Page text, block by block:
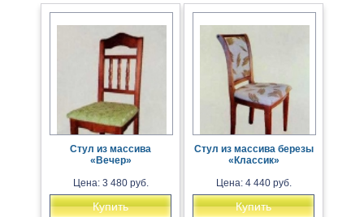
Стул из массива
«Вечер»
Цена: 3 480 руб.
Купить
Стул из массива березы
«Классик»
Цена: 4 440 руб.
Купить